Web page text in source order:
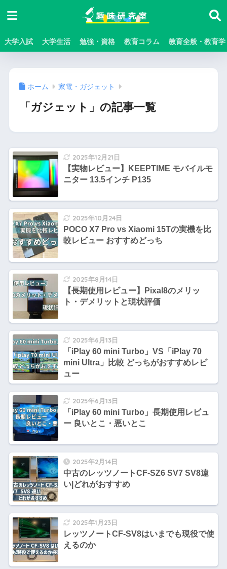
大学入試 大学生活 勉強・資格 教育コラム 教育全般・教育学
ホーム 家電・ガジェット
「ガジェット」の記事一覧
2025年12月21日
【実物レビュー】KEEPTIME モバイルモ
ニター 13.5インチ P135
2025年10月24日
POCO X7 Pro vs Xiaomi 15Tの実機を比
較レビュー おすすめどっち
2025年8月14日
【長期使用レビュー】Pixal8のメリッ
ト・デメリットと現状評価
2025年6月13日
「iPlay 60 mini Turbo」VS「iPlay 70
mini Ultra」比較 どっちがおすすめレビ
ュー
2025年6月13日
「iPlay 60 mini Turbo」長期使用レビュ
ー 良いとこ・悪いとこ
2025年2月14日
中古のレッツノートCF-SZ6 SV7 SV8違
い|どれがおすすめ
2025年1月23日
レッツノートCF-SV8はいまでも現役で使
えるのか